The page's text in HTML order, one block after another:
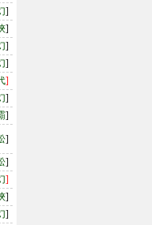
]
]
]
]
]
]
]
]
]
]
]
]